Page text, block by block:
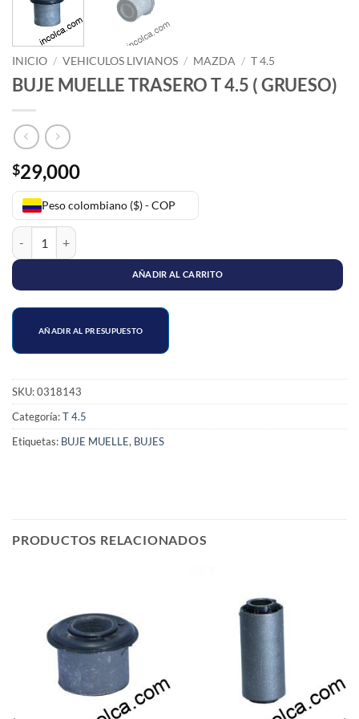
INICIO / VEHICULOS LIVIANOS / MAZDA / T 4.5
BUJE MUELLE TRASERO T 4.5 ( GRUESO)
$29,000
Peso colombiano ($) - COP
BUJE MUELLE TRASERO T 4.5 ( GRUESO) cantidad
AÑADIR AL CARRITO
AÑADIR AL PRESUPUESTO
SKU:0318143
Categoría:T 4.5
Etiquetas: BUJE MUELLE, BUJES
PRODUCTOS RELACIONADOS